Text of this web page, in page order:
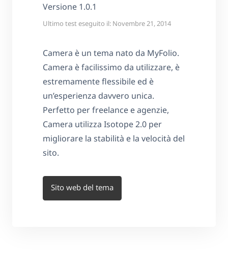
Versione 1.0.1
Ultimo test eseguito il: Novembre 21, 2014
Camera è un tema nato da MyFolio.
Camera è facilissimo da utilizzare, è
estremamente flessibile ed è
un’esperienza davvero unica.
Perfetto per freelance e agenzie,
Camera utilizza Isotope 2.0 per
migliorare la stabilità e la velocità del
sito.
Sito web del tema